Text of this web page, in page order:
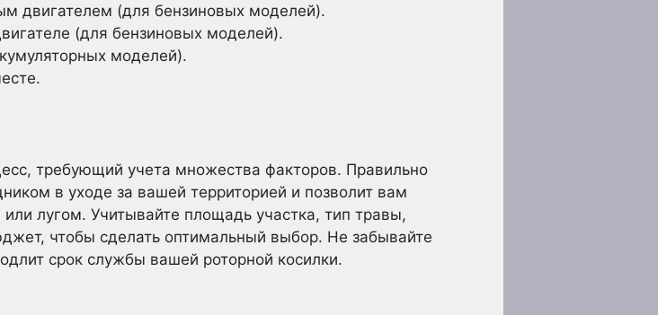
двигателем (для бензиновых моделей).
(для бензиновых моделей).
моделей).
требующий учета множества факторов. Правильно
в уходе за вашей территорией и позволит вам
лугом. Учитывайте площадь участка, тип травы,
чтобы сделать оптимальный выбор. Не забывайте
срок службы вашей роторной косилки.